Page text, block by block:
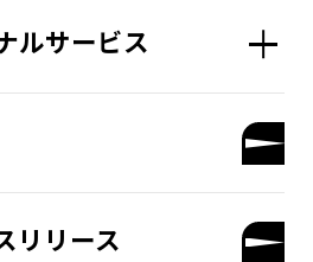
ルサービス
リリース